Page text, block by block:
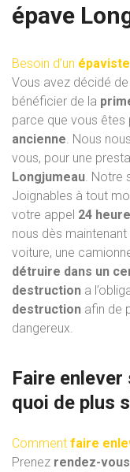
épave
Besoin d’un
Vous avez décidé
bénéficier de la
parce que vous êtes
ancienne. Nous
vous, pour une
Longjumeau. Notre
Joignables à tout
votre appel 24
nous dès maintenant
voiture, une
détruire dans un
destruction a
destruction afin de
dangereux.
Faire enlever
quoi de plus
Comment faire
Prenez rendez-